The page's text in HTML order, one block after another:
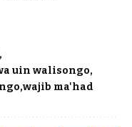
uin walisongo
wajib ma'had